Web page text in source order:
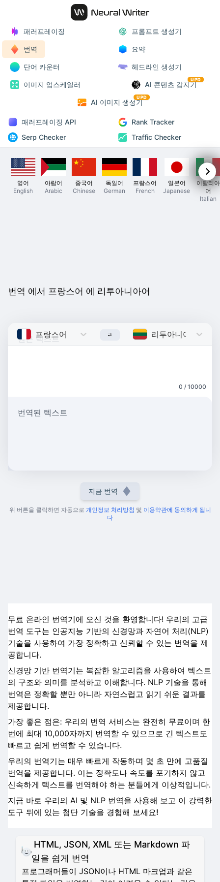
패러프레이징 프롬프트 생성기
번역 요약
단어 카운터 헤드라인 생성기
이미지 업스케일러 AI 콘텐츠 감지기
UPD
AI 이미지 생성기
UPD
패러프레이징 API
Rank Tracker
Serp Checker
Traffic Checker
영어
English
아랍어
Arabic
중국어
Chinese
독일어
German
프랑스어
French
일본어
Japanese
이탈리아
어
Italian
번역 에서 프랑스어 에 리투아니아어
프랑스어 French 리투아니아어
0 / 10000
번역된 텍스트
지금 번역
위 버튼을 클릭하면 자동으로 개인정보 처리방침 및 이용약관에 동의하게 됩니
다
무료 온라인 번역기에 오신 것을 환영합니다! 우리의 고급
번역 도구는 인공지능 기반의 신경망과 자연어 처리(NLP)
기술을 사용하여 가장 정확하고 신뢰할 수 있는 번역을 제
공합니다.
신경망 기반 번역기는 복잡한 알고리즘을 사용하여 텍스트
의 구조와 의미를 분석하고 이해합니다. NLP 기술을 통해
번역은 정확할 뿐만 아니라 자연스럽고 읽기 쉬운 결과를
제공합니다.
가장 좋은 점은: 우리의 번역 서비스는 완전히 무료이며 한
번에 최대 10,000자까지 번역할 수 있으므로 긴 텍스트도
빠르고 쉽게 번역할 수 있습니다.
우리의 번역기는 매우 빠르게 작동하며 몇 초 만에 고품질
번역을 제공합니다. 이는 정확도나 속도를 포기하지 않고
신속하게 텍스트를 번역해야 하는 분들에게 이상적입니다.
지금 바로 우리의 AI 및 NLP 번역을 사용해 보고 이 강력한
도구 뒤에 있는 첨단 기술을 경험해 보세요!
HTML, JSON, XML 또는 Markdown 파
일을 쉽게 번역
프로그래머들이 JSON이나 HTML 마크업과 같은